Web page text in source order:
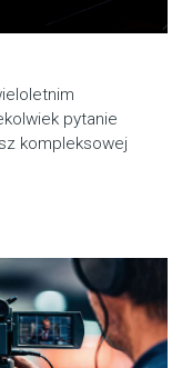
pytanie
kompleksowej